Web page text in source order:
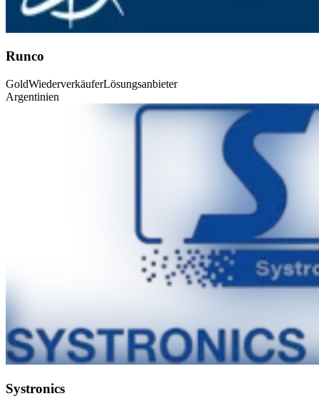
Runco
GoldWiederverkäuferLösungsanbieter
Argentinien
Systronics